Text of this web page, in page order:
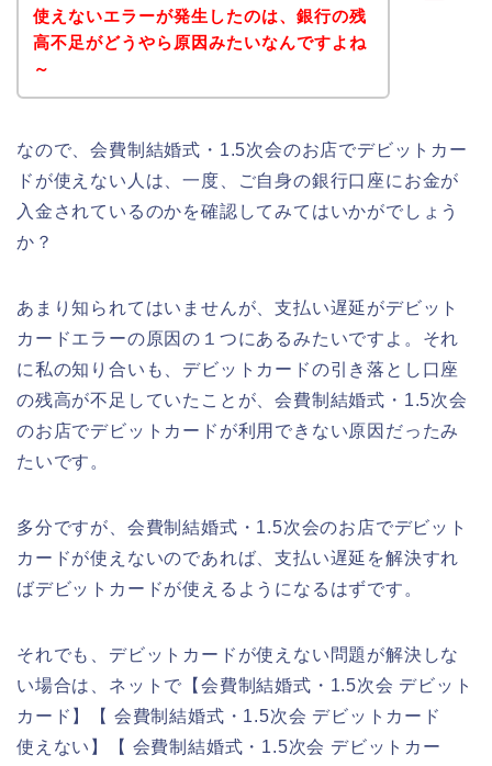
使えないエラーが発生したのは、銀行の残
高不足がどうやら原因みたいなんですよね
～
なので、会費制結婚式・1.5次会のお店でデビットカー
ドが使えない人は、一度、ご自身の銀行口座にお金が
入金されているのかを確認してみてはいかがでしょう
か？
あまり知られてはいませんが、支払い遅延がデビット
カードエラーの原因の１つにあるみたいですよ。それ
に私の知り合いも、デビットカードの引き落とし口座
の残高が不足していたことが、会費制結婚式・1.5次会
のお店でデビットカードが利用できない原因だったみ
たいです。
多分ですが、会費制結婚式・1.5次会のお店でデビット
カードが使えないのであれば、支払い遅延を解決すれ
ばデビットカードが使えるようになるはずです。
それでも、デビットカードが使えない問題が解決しな
い場合は、ネットで【会費制結婚式・1.5次会 デビット
カード】【 会費制結婚式・1.5次会 デビットカード
使えない】【 会費制結婚式・1.5次会 デビットカー